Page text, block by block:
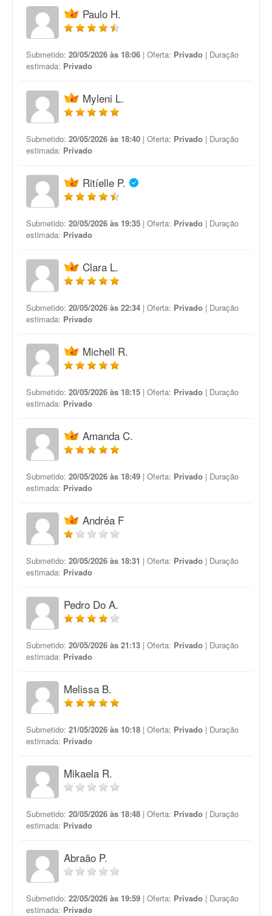
Paulo H.
Submetido: 20/05/2026 às 18:06 | Oferta: Privado | Duração
estimada: Privado
Myleni L.
Submetido: 20/05/2026 às 18:40 | Oferta: Privado | Duração
estimada: Privado
Ritíelle P.
Submetido: 20/05/2026 às 19:35 | Oferta: Privado | Duração
estimada: Privado
Clara L.
Submetido: 20/05/2026 às 22:34 | Oferta: Privado | Duração
estimada: Privado
Michell R.
Submetido: 20/05/2026 às 18:15 | Oferta: Privado | Duração
estimada: Privado
Amanda C.
Submetido: 20/05/2026 às 18:49 | Oferta: Privado | Duração
estimada: Privado
Andréa F
Submetido: 20/05/2026 às 18:31 | Oferta: Privado | Duração
estimada: Privado
Pedro Do A.
Submetido: 20/05/2026 às 21:13 | Oferta: Privado | Duração
estimada: Privado
Melissa B.
Submetido: 21/05/2026 às 10:18 | Oferta: Privado | Duração
estimada: Privado
Mikaela R.
Submetido: 20/05/2026 às 18:48 | Oferta: Privado | Duração
estimada: Privado
Abraão P.
Submetido: 22/05/2026 às 19:59 | Oferta: Privado | Duração
estimada: Privado